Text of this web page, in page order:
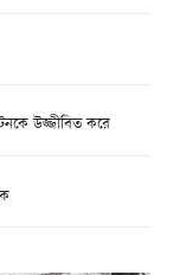
উজ্জীবিত করে